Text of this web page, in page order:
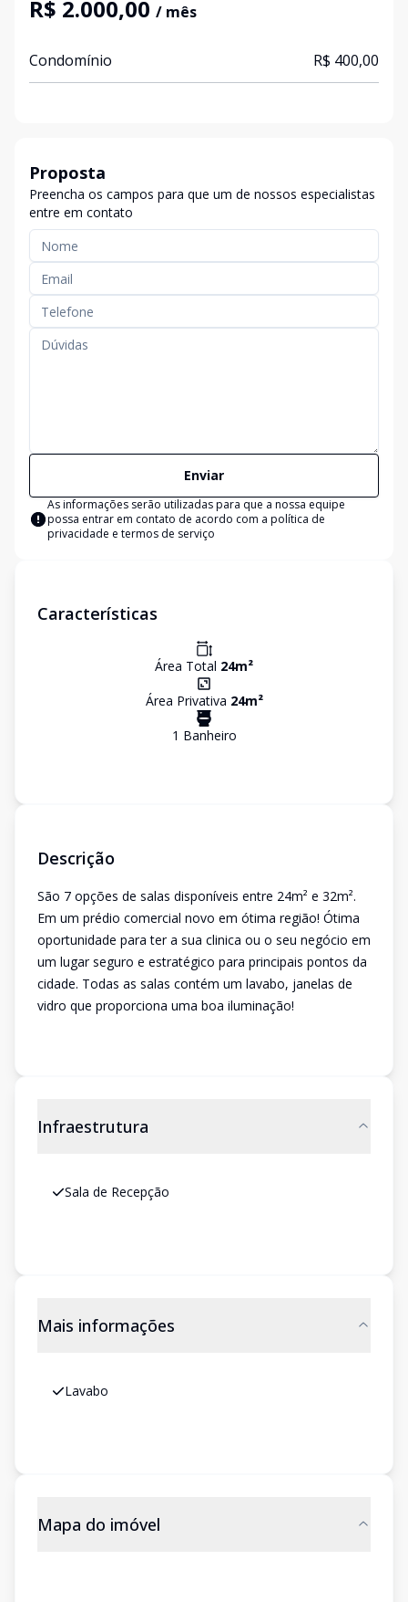
R$ 2.000,00 / mês
Condomínio R$ 400,00
Proposta
Preencha os campos para que um de nossos especialistas
entre em contato
Enviar
As informações serão utilizadas para que a nossa equipe
possa entrar em contato de acordo com a política de
privacidade e termos de serviço
Características
Área Total 24m²
Área Privativa 24m²
1 Banheiro
Descrição
São 7 opções de salas disponíveis entre 24m² e 32m².
Em um prédio comercial novo em ótima região! Ótima
oportunidade para ter a sua clinica ou o seu negócio em
um lugar seguro e estratégico para principais pontos da
cidade. Todas as salas contém um lavabo, janelas de
vidro que proporciona uma boa iluminação!
Infraestrutura
Sala de Recepção
Mais informações
Lavabo
Mapa do imóvel